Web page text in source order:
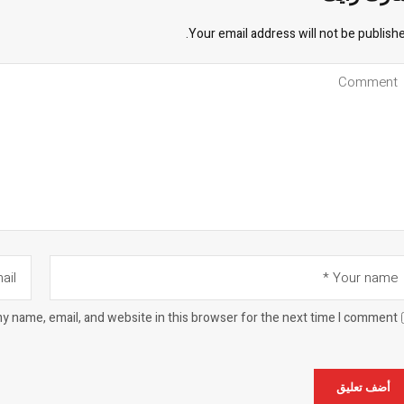
Your email address will not be
name, email, and website in this browser for the next time I comment.